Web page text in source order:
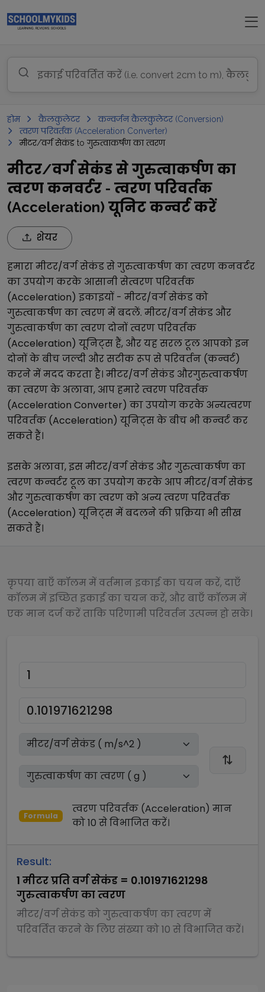
होम कैलकुलेटर
कन्वर्जन कैलकुलेटर (Conversion)
त्वरण परिवर्तक (Acceleration Converter)
मीटर/वर्ग सेकंड to गुरुत्वाकर्षण का त्वरण
मीटर/वर्ग सेकंड से गुरुत्वाकर्षण का
त्वरण कनवर्टर - त्वरण परिवर्तक
(Acceleration) यूनिट कन्वर्ट करें
शेयर
हमारामीटर/वर्ग सेकंडसेगुरुत्वाकर्षण का त्वरणकनवर्टर
का उपयोग करके आसानी सेत्वरण परिवर्तक
(Acceleration) इकाइयों - मीटर/वर्ग सेकंडको
गुरुत्वाकर्षण का त्वरणमें बदलें. मीटर/वर्ग सेकंड और
गुरुत्वाकर्षण का त्वरणदोनोंत्वरण परिवर्तक
(Acceleration) यूनिट्स हैं, और यह सरल टूल आपको इन
दोनों के बीच जल्दी और सटीक रूप से परिवर्तन (कन्वर्ट)
करने में मदद करता है। मीटर/वर्ग सेकंड औरगुरुत्वाकर्षण
का त्वरणके अलावा, आप हमारेत्वरण परिवर्तक
(Acceleration Converter) का उपयोग करके अन्यत्वरण
परिवर्तक (Acceleration) यूनिट्स के बीच भी कन्वर्ट कर
सकते हैं।
इसके अलावा, इसमीटर/वर्ग सेकंड औरगुरुत्वाकर्षण का
त्वरणकन्वर्टर टूल का उपयोग करके आपमीटर/वर्ग सेकंड
औरगुरुत्वाकर्षण का त्वरणको अन्यत्वरण परिवर्तक
(Acceleration) यूनिट्स में बदलने की प्रक्रिया भी सीख
सकते हैं।
कृपया बाएँ कॉलम में वर्तमान इकाई का चयन करें, दाएँ
कॉलम में इच्छित इकाई का चयन करें, और बाएँ कॉलम में
एक मान दर्ज करें ताकि परिणामी परिवर्तन उत्पन्न हो सके।
Formula
त्वरण परिवर्तक (Acceleration) मान
को10 सेविभाजितकरें।
Result:
1 मीटर प्रति वर्ग सेकंड = 0.101971621298
गुरुत्वाकर्षण का त्वरण
मीटर/वर्ग सेकंडकोगुरुत्वाकर्षण का त्वरणमें
परिवर्तित करने के लिए संख्या को10 सेविभाजितकरें।